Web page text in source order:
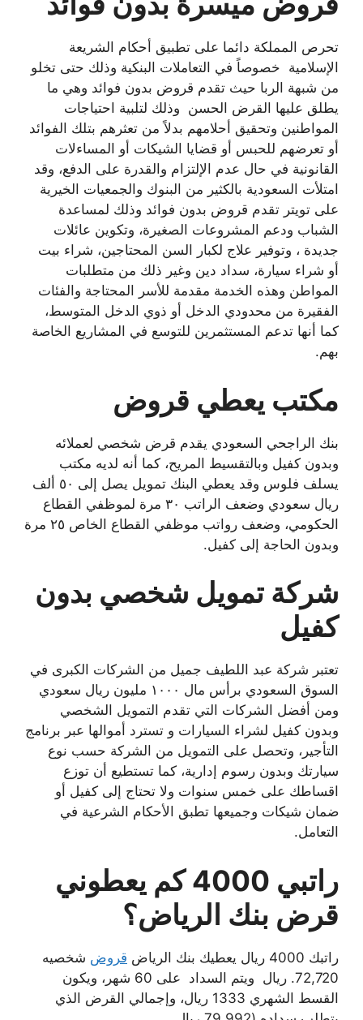
تحرص المملكة دائما على تطبيق أحكام الشريعة
الإسلامية خصوصاً في التعاملات البنكية وذلك حتى تخلو
من شبهة الربا حيث تقدم قروض بدون فوائد وهي ما
يطلق عليها القرض الحسن وذلك لتلبية احتياجات
المواطنين وتحقيق أحلامهم بدلاً من تعثرهم بتلك الفوائد
أو تعرضهم للحبس أو قضايا الشيكات أو المساءلات
القانونية في حال عدم الإلتزام والقدرة على الدفع، وقد
امتلأت السعودية بالكثير من البنوك والجمعيات الخيرية
على تويتر تقدم قروض بدون فوائد وذلك لمساعدة
الشباب ودعم المشروعات الصغيرة، وتكوين عائلات
جديدة ، وتوفير علاج لكبار السن المحتاجين، شراء بيت
أو شراء سيارة، سداد دين وغير ذلك من متطلبات
المواطن وهذه الخدمة مقدمة للأسر المحتاجة والفئات
الفقيرة من محدودي الدخل أو ذوي الدخل المتوسط،
كما أنها تدعم المستثمرين للتوسع في المشاريع الخاصة
بهم.
مكتب يعطي قروض
بنك الراجحي السعودي يقدم قرض شخصي لعملائه
وبدون كفيل وبالتقسيط المريح، كما أنه لديه مكتب
يسلف فلوس وقد يعطي البنك تمويل يصل إلى ٥٠ ألف
ريال سعودي وضعف الراتب ٣٠ مرة لموظفي القطاع
الحكومي، وضعف رواتب موظفي القطاع الخاص ٢٥ مرة
وبدون الحاجة إلى كفيل.
شركة تمويل شخصي بدون
كفيل
تعتبر شركة عبد اللطيف جميل من الشركات الكبرى في
السوق السعودي برأس مال ١٠٠٠ مليون ريال سعودي
ومن أفضل الشركات التي تقدم التمويل الشخصي
وبدون كفيل لشراء السيارات و تسترد أموالها عبر برنامج
التأجير، وتحصل على التمويل من الشركة حسب نوع
سيارتك وبدون رسوم إدارية، كما تستطيع أن توزع
اقساطك على خمس سنوات ولا تحتاج إلى كفيل أو
ضمان شيكات وجميعها تطبق الأحكام الشرعية في
التعامل.
راتبي 4000 كم يعطوني
قرض بنك الرياض؟
راتبك 4000 ريال يعطيك بنك الرياض قروض شخصيه
72,720. ريال ويتم السداد على 60 شهر، ويكون
القسط الشهري 1333 ريال، وإجمالي القرض الذي